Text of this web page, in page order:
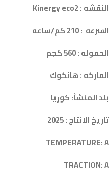
النقشه : Kinergy eco2
السرعه : 210 كم/ساعه
الحموله : 560 كجم
الماركه : هانكوك
بلد المنشأ: كوريا
تاريخ الانتاج : 2025
TEMPERATURE: A
TRACTION: A